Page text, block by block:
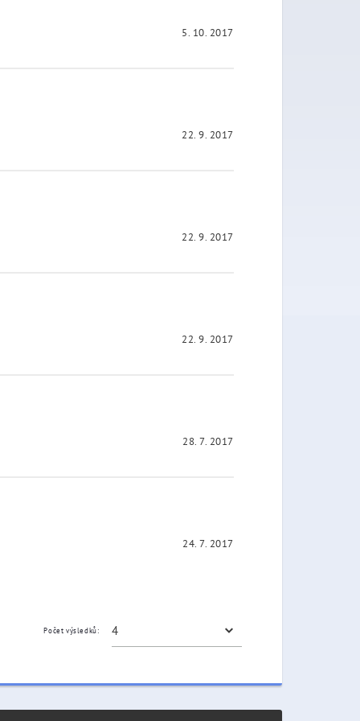
5. 10. 2017
22. 9. 2017
22. 9. 2017
22. 9. 2017
28. 7. 2017
24. 7. 2017
Počet výsledků: